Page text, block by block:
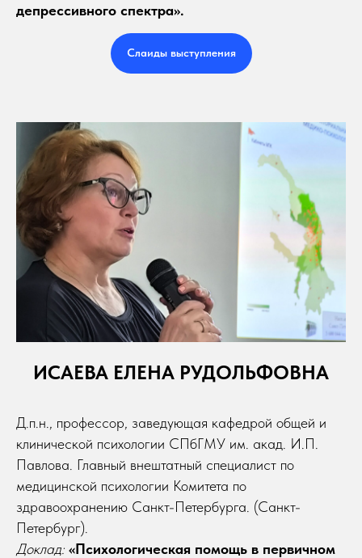
депрессивного спектра».
Слаиды выступления
ИСАЕВА ЕЛЕНА РУДОЛЬФОВНА
Д.п.н., профессор, заведующая кафедрой общей и
клинической психологии СПбГМУ им. акад. И.П.
Павлова. Главный внештатный специалист по
медицинской психологии Комитета по
здравоохранению Санкт-Петербурга. (Санкт-
Петербург).
Доклад: «Психологическая помощь в первичном